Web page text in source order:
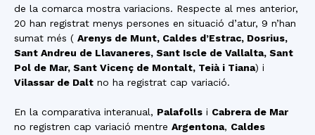
de la comarca mostra variacions. Respecte al mes anterior,
20 han registrat menys persones en situació d’atur, 9 n’han
sumat més ( Arenys de Munt, Caldes d’Estrac, Dosrius,
Sant Andreu de Llavaneres, Sant Iscle de Vallalta, Sant
Pol de Mar, Sant Vicenç de Montalt, Teià i Tiana) i
Vilassar de Dalt no ha registrat cap variació.
En la comparativa interanual, Palafolls i Cabrera de Mar
no registren cap variació mentre Argentona, Caldes